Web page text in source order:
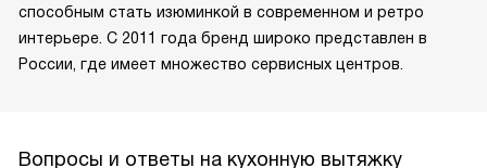
способным стать изюминкой в современном и ретро
интерьере. С 2011 года бренд широко представлен в
России, где имеет множество сервисных центров.
Вопросы и ответы на кухонную вытяжку